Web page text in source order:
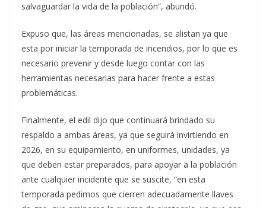
salvaguardar la vida de la población”, abundó.
Expuso que, las áreas mencionadas, se alistan ya que
esta por iniciar la temporada de incendios, por lo que es
necesario prevenir y desde luego contar con las
herramientas necesarias para hacer frente a estas
problemáticas.
Finalmente, el edil dijo que continuará brindado su
respaldo a ambas áreas, ya que seguirá invirtiendo en
2026, en su equipamiento, en uniformes, unidades, ya
que deben estar preparados, para apoyar a la población
ante cualquier incidente que se suscite, “en esta
temporada pedimos que cierren adecuadamente llaves